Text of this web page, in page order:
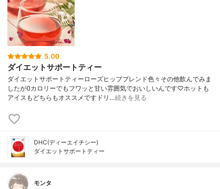
5.00
ダイエットサポートティー
ダイエットサポートティーローズヒップブレンド色々その他飲んでみま
したが0カロリーでもフワッと甘い雰囲気でおいしいんです♡ホットも
アイスもどちらもオススメですドリ…続きを見る
DHC(ディーエイチシー)
ダイエットサポートティー
モンタ